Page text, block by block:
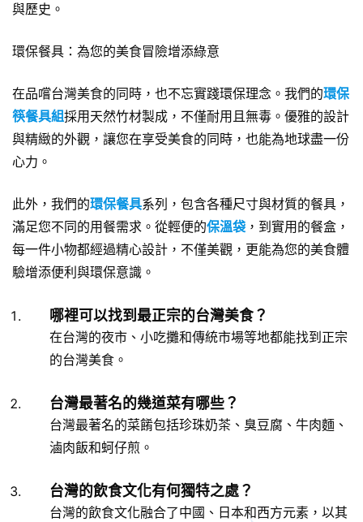
與歷史。
環保餐具：為您的美食冒險增添綠意
在品嚐台灣美食的同時，也不忘實踐環保理念。我們的環保
筷餐具組採用天然竹材製成，不僅耐用且無毒。優雅的設計
與精緻的外觀，讓您在享受美食的同時，也能為地球盡一份
心力。
此外，我們的環保餐具系列，包含各種尺寸與材質的餐具，
滿足您不同的用餐需求。從輕便的保溫袋，到實用的餐盒，
每一件小物都經過精心設計，不僅美觀，更能為您的美食體
驗增添便利與環保意識。
哪裡可以找到最正宗的台灣美食？
在台灣的夜市、小吃攤和傳統市場等地都能找到正宗
的台灣美食。
台灣最著名的幾道菜有哪些？
台灣最著名的菜餚包括珍珠奶茶、臭豆腐、牛肉麵、
滷肉飯和蚵仔煎。
台灣的飲食文化有何獨特之處？
台灣的飲食文化融合了中國、日本和西方元素，以其